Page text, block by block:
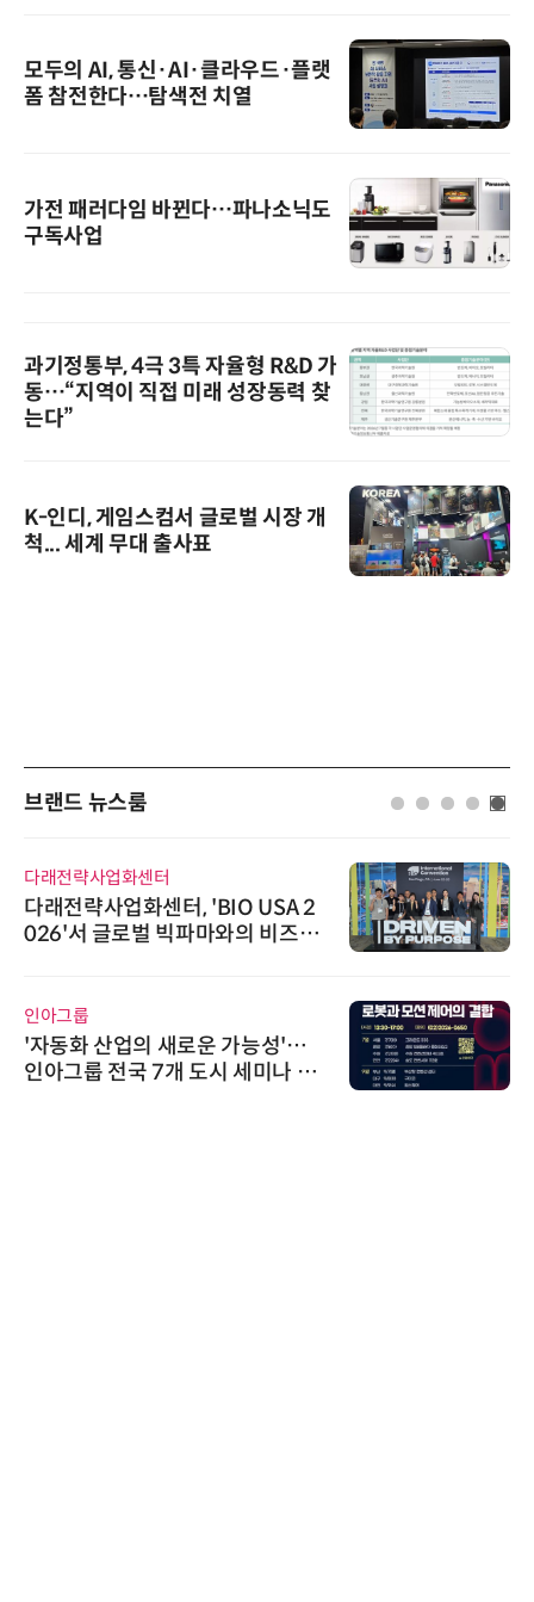
모두의 AI, 통신·AI·클라우드·플랫
폼 참전한다…탐색전 치열
가전 패러다임 바뀐다…파나소닉도
구독사업
과기정통부, 4극 3특 자율형 R&D 가
동…“지역이 직접 미래 성장동력 찾
는다”
K-인디, 게임스컴서 글로벌 시장 개
척... 세계 무대 출사표
브랜드 뉴스룸
다래전략사업화센터
다래전략사업화센터, 'BIO USA 2
026'서 글로벌 빅파마와의 비즈니
인아그룹
'자동화 산업의 새로운 가능성'…
인아그룹 전국 7개 도시 세미나 페